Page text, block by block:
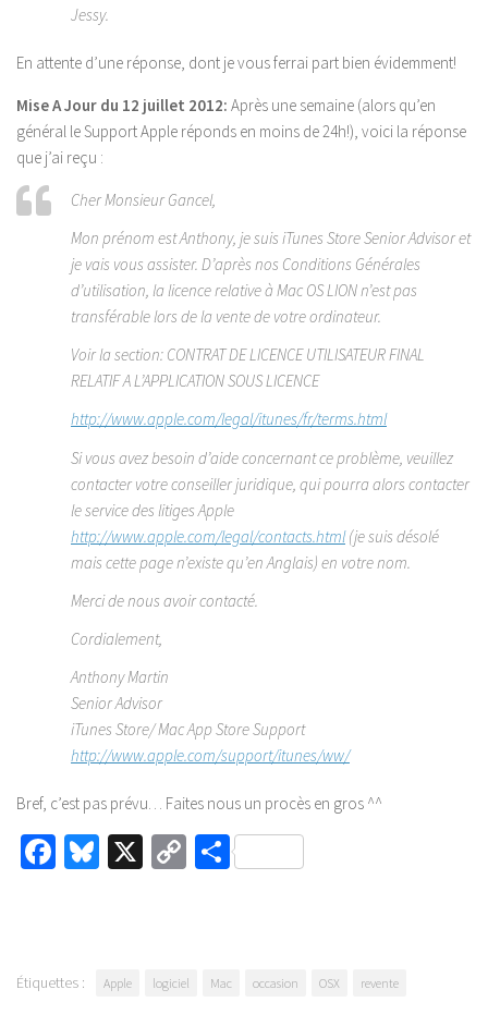
Jessy.
En attente d’une réponse, dont je vous ferrai part bien évidemment!
Mise A Jour du 12 juillet 2012: Après une semaine (alors qu’en
général le Support Apple réponds en moins de 24h!), voici la réponse
que j’ai reçu :
Cher Monsieur Gancel,
Mon prénom est Anthony, je suis iTunes Store Senior Advisor et
je vais vous assister. D’après nos Conditions Générales
d’utilisation, la licence relative à Mac OS LION n’est pas
transférable lors de la vente de votre ordinateur.
Voir la section: CONTRAT DE LICENCE UTILISATEUR FINAL
RELATIF A L’APPLICATION SOUS LICENCE
http://www.apple.com/legal/itunes/fr/terms.html
Si vous avez besoin d’aide concernant ce problème, veuillez
contacter votre conseiller juridique, qui pourra alors contacter
le service des litiges Apple
http://www.apple.com/legal/contacts.html(je suis désolé
mais cette page n’existe qu’en Anglais) en votre nom.
Merci de nous avoir contacté.
Cordialement,
Anthony Martin
Senior Advisor
iTunes Store/ Mac App Store Support
http://www.apple.com/support/itunes/ww/
Bref, c’est pas prévu… Faites nous un procès en gros ^^
Facebook
Bluesky
X
CopyPartager
Étiquettes : Apple logiciel Mac occasion OSX revente